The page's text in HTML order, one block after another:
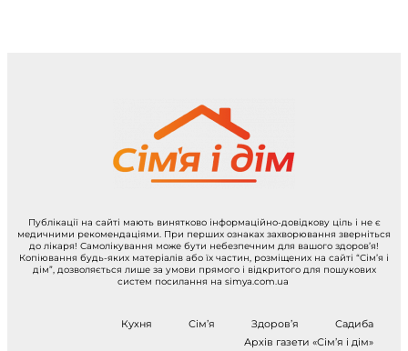
Публікації на сайті мають винятково інформаційно-довідкову ціль і не є
медичними рекомендаціями. При перших ознаках захворювання зверніться
до лікаря! Самолікування може бути небезпечним для вашого здоров’я!
Копіювання будь-яких матеріалів або їх частин, розміщених на сайті “Сім’я і
дім”, дозволяється лише за умови прямого і відкритого для пошукових
систем посилання на simya.com.ua
Кухня Сім’я Здоров’я
Садиба
Архів газети «Сім’я і дім»